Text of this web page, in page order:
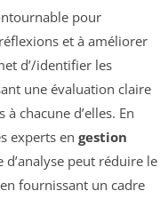
pour
et à améliorer
d’/identifier les
une évaluation claire
chacune d’elles. En
experts en gestion
d’analyse peut réduire le
fournissant un cadre